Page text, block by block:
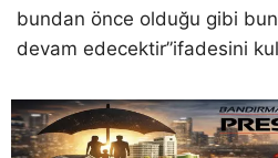
bundan önce olduğu gibi
devam edecektir”ifadesini